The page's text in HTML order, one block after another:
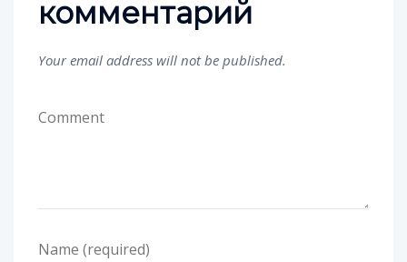
комментарий
Your email address will not be published.